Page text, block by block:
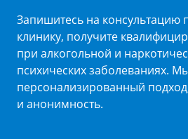
Запишитесь на консультацию
клинику, получите
при алкогольной и
психических заболеваниях.
персонализированный
и анонимность.